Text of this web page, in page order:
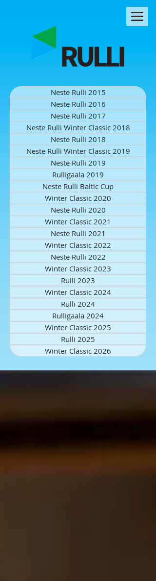
Neste Rulli 2015
Neste Rulli 2016
Neste Rulli 2017
Neste Rulli Winter Classic 2018
Neste Rulli 2018
Neste Rulli Winter Classic 2019
Neste Rulli 2019
Rulligaala 2019
Neste Rulli Baltic Cup
Winter Classic 2020
Neste Rulli 2020
Winter Classic 2021
Neste Rulli 2021
Winter Classic 2022
Neste Rulli 2022
Winter Classic 2023
Rulli 2023
Winter Classic 2024
Rulli 2024
Rulligaala 2024
Winter Classic 2025
Rulli 2025
Winter Classic 2026